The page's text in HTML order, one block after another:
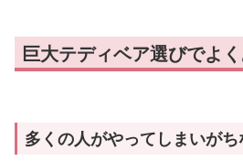
巨大テディベア選びでよ
多くの人がやってしまいがち